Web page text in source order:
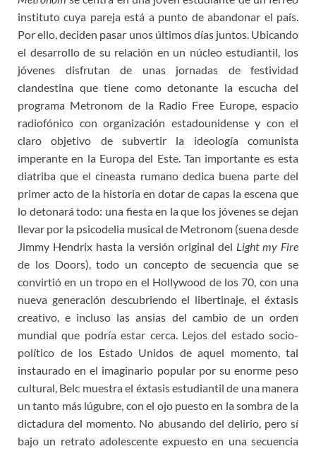
instituto cuya pareja está a punto de abandonar el país.
Por ello, deciden pasar unos últimos días juntos. Ubicando
el desarrollo de su relación en un núcleo estudiantil, los
jóvenes disfrutan de unas jornadas de festividad
clandestina que tiene como detonante la escucha del
programa Metronom de la Radio Free Europe, espacio
radiofónico con organización estadounidense y con el
claro objetivo de subvertir la ideología comunista
imperante en la Europa del Este. Tan importante es esta
diatriba que el cineasta rumano dedica buena parte del
primer acto de la historia en dotar de capas la escena que
lo detonará todo: una fiesta en la que los jóvenes se dejan
llevar por la psicodelia musical de Metronom (suena desde
Jimmy Hendrix hasta la versión original del Light my Fire
de los Doors), todo un concepto de secuencia que se
convirtió en un tropo en el Hollywood de los 70, con una
nueva generación descubriendo el libertinaje, el éxtasis
creativo, e incluso las ansias del cambio de un orden
mundial que podría estar cerca. Lejos del estado socio-
político de los Estado Unidos de aquel momento, tal
instaurado en el imaginario popular por su enorme peso
cultural, Belc muestra el éxtasis estudiantil de una manera
un tanto más lúgubre, con el ojo puesto en la sombra de la
dictadura del momento. No abusando del delirio, pero sí
bajo un retrato adolescente expuesto en una secuencia